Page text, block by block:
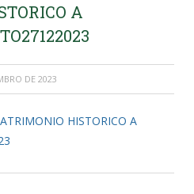
A
DE 2023
HISTORICO A